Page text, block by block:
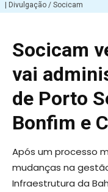
| Divulgação / Socicam
Socicam
vai
de Porto
Bonfim e
Após um processo
mudanças na
Infraestrutura da